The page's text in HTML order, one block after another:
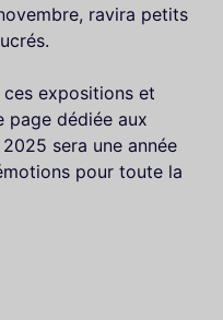
ravira petits
expositions et
page dédiée aux
sera une année
pour toute la